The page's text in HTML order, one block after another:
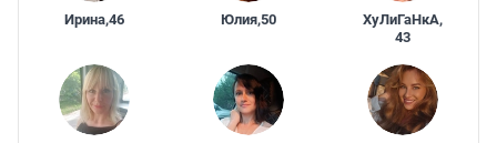
Ирина,46 Юлия,50 ХуЛиГаНкА,
43